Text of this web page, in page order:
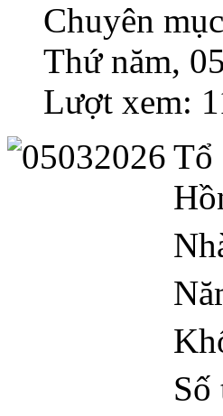
Chuyên
Thứ năm,
Lượt xem:
Tổ
Số